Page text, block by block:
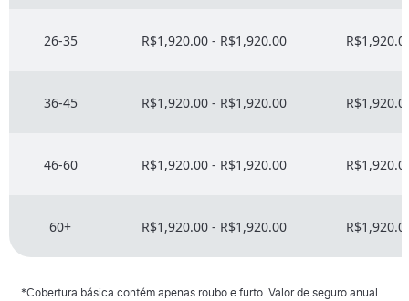
26-35 R$1,920.00 - R$1,920.00
36-45 R$1,920.00 - R$1,920.00
46-60 R$1,920.00 - R$1,920.00
60+ R$1,920.00 - R$1,920.00
*Cobertura básica contém apenas roubo e furto. Valor de seguro anual.